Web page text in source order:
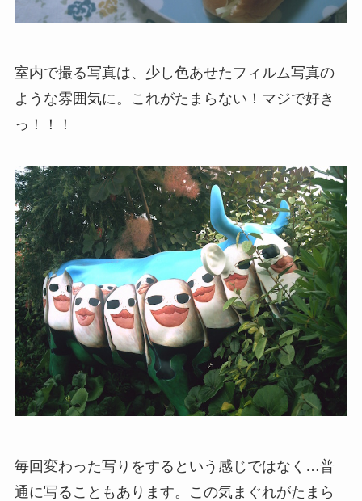
室内で撮る写真は、少し色あせたフィルム写真の
ような雰囲気に。これがたまらない！マジで好き
っ！！！
毎回変わった写りをするという感じではなく…普
通に写ることもあります。この気まぐれがたまら